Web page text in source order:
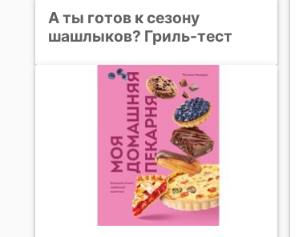
А ты готов к сезону
шашлыков? Гриль-тест